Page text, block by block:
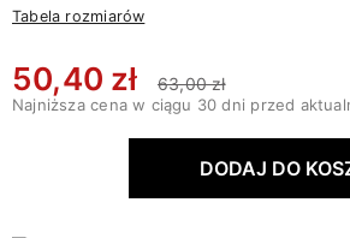
Tabela rozmiarów
50,40 zł 63,00 zł
Najniższa cena w ciągu 30 dni przed
DODAJ DO